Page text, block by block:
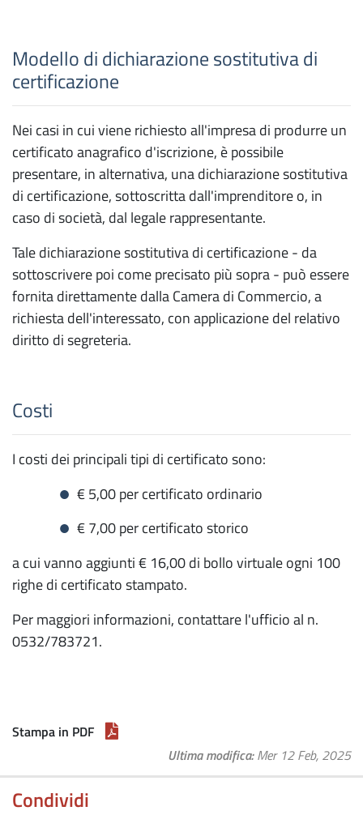
Modello di dichiarazione sostitutiva di
certificazione
Nei casi in cui viene richiesto all'impresa di produrre un
certificato anagrafico d'iscrizione, è possibile
presentare, in alternativa, una dichiarazione sostitutiva
di certificazione, sottoscritta dall'imprenditore o, in
caso di società, dal legale rappresentante.
Tale dichiarazione sostitutiva di certificazione - da
sottoscrivere poi come precisato più sopra - può essere
fornita direttamente dalla Camera di Commercio, a
richiesta dell'interessato, con applicazione del relativo
diritto di segreteria.
Costi
I costi dei principali tipi di certificato sono:
€ 5,00 per certificato ordinario
€ 7,00 per certificato storico
a cui vanno aggiunti € 16,00 di bollo virtuale ogni 100
righe di certificato stampato.
Per maggiori informazioni, contattare l'ufficio al n.
0532/783721.
Stampa in PDF
Ultima modifica Mer 12 Feb, 2025
Condividi